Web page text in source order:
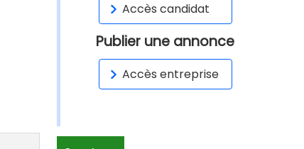
Accès candidat
Publier une annonce
Accès entreprise